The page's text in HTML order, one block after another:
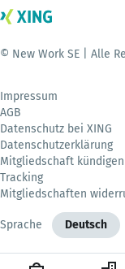
© New Work SE | Alle
Impressum
AGB
Datenschutz bei XING
Datenschutzerklärung
Mitgliedschaft kündigen
Tracking
Mitgliedschaften
Sprache Deutsch